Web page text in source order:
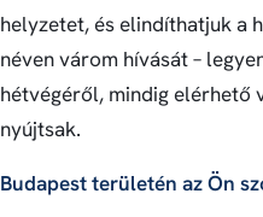
helyzetet, és elindíthatjuk a
néven várom hívását –
hétvégéről, mindig elérhető
nyújtsak.
Budapest területén az Ön